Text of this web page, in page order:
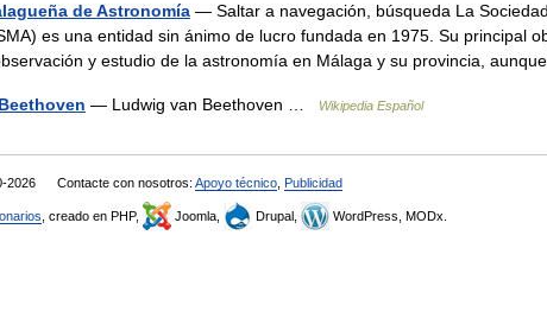
de Astronomía — Saltar a navegación, búsqueda La
es una entidad sin ánimo de lucro fundada en 1975. Su principal
y estudio de la astronomía en Málaga y su provincia,
— Ludwig van Beethoven … Wikipedia Español
2026 Contacte con nosotros: Apoyo técnico Publicidad
, creado en PHP, Joomla, Drupal, WordPress, MODx.